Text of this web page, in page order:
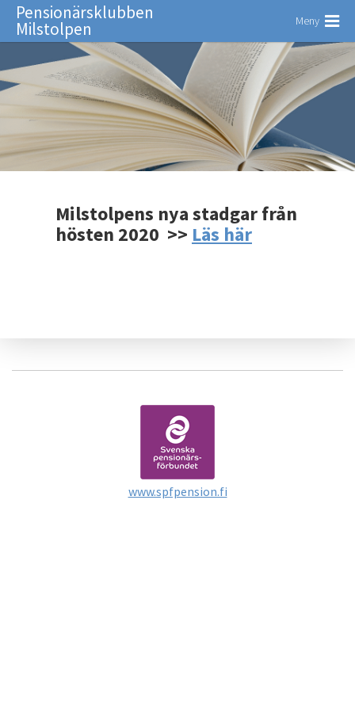
Pensionärsklubben
Milstolpen Meny
Milstolpens nya stadgar från
hösten 2020 >> Läs här
www.spfpension.fi